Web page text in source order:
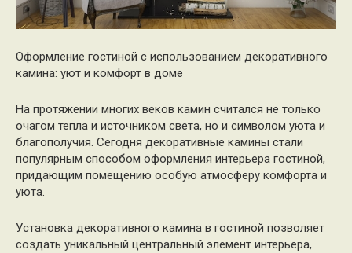
Оформление гостиной с использованием декоративного
камина: уют и комфорт в доме
На протяжении многих веков камин считался не только
очагом тепла и источником света, но и символом уюта и
благополучия. Сегодня декоративные камины стали
популярным способом оформления интерьера гостиной,
придающим помещению особую атмосферу комфорта и
уюта.
Установка декоративного камина в гостиной позволяет
создать уникальный центральный элемент интерьера,